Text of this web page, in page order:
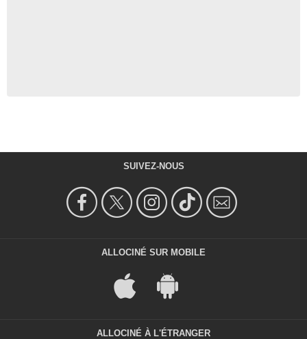
SUIVEZ-NOUS
ALLOCINÉ SUR MOBILE
ALLOCINÉ À L'ÉTRANGER